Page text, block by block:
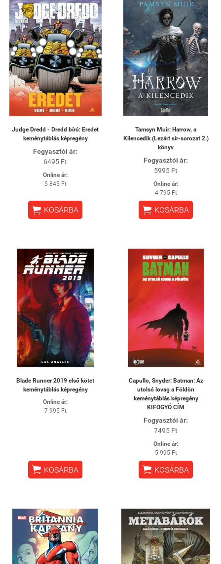
Judge Dredd - Dredd bíró: Eredet
keménytáblás képregény
Fogyasztói ár:
6495 Ft
Online ár:
5 845 Ft
 KOSÁRBA
Tamsyn Muir: Harrow, a
Kilencedik (Lezárt sír-sorozat 2.)
könyv
Fogyasztói ár:
5995 Ft
Online ár:
4 795 Ft
 KOSÁRBA
Blade Runner 2019 első kötet
keménytáblás képregény
Online ár:
7 995 Ft
 KOSÁRBA
Capullo, Snyder: Batman: Az
utolsó lovag a Földön
keménytáblás képregény
KIFOGYÓ CÍM
Fogyasztói ár:
7495 Ft
Online ár:
5 995 Ft
 KOSÁRBA